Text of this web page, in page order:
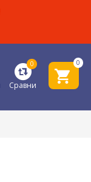
Сравни
0 0